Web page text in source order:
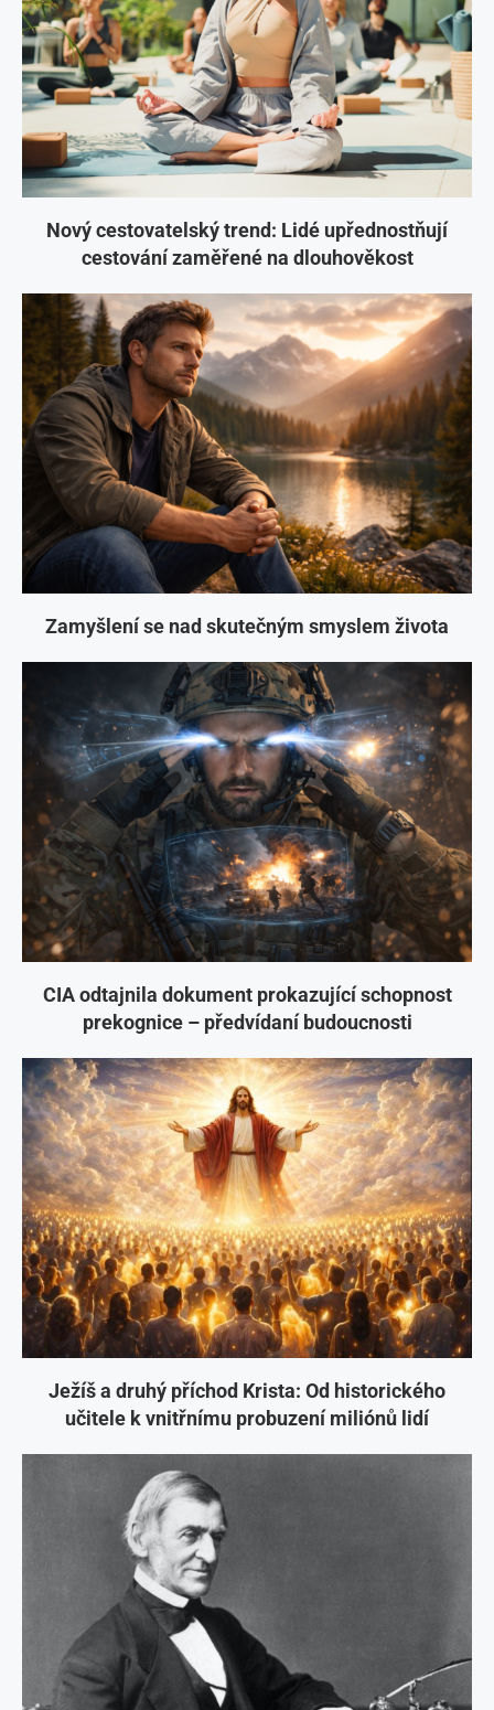
Nový cestovatelský trend: Lidé upřednostňují
cestování zaměřené na dlouhověkost
Zamyšlení se nad skutečným smyslem života
CIA odtajnila dokument prokazující schopnost
prekognice – předvídaní budoucnosti
Ježíš a druhý příchod Krista: Od historického
učitele k vnitřnímu probuzení miliónů lidí